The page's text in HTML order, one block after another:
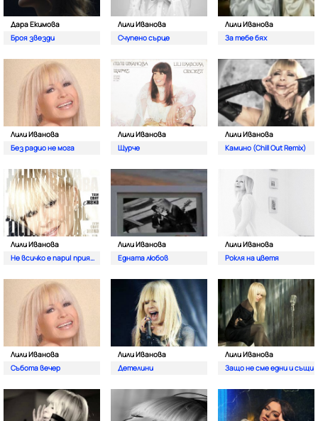
Дара Екимова
Броя звезди
Лили Иванова
Счупено сърце
Лили Иванова
За тебе бях
Лили Иванова
Без радио не мога
Лили Иванова
Щурче
Лили Иванова
Камино (Chill Out Remix)
Лили Иванова
Не всичко е пари| приятелю
Лили Иванова
Едната любов
Лили Иванова
Рокля на цветя
Лили Иванова
Събота вечер
Лили Иванова
Детелини
Лили Иванова
Защо не сме едни и същи